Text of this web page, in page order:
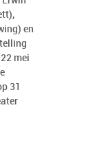
en
mei
31